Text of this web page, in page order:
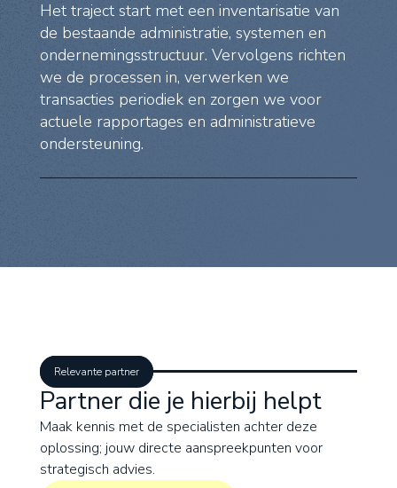
Het traject start met een inventarisatie van
de bestaande administratie, systemen en
ondernemingsstructuur. Vervolgens richten
we de processen in, verwerken we
transacties periodiek en zorgen we voor
actuele rapportages en administratieve
ondersteuning.
Relevante partner
Partner die je hierbij helpt
Maak kennis met de specialisten achter deze
oplossing; jouw directe aanspreekpunten voor
strategisch advies.